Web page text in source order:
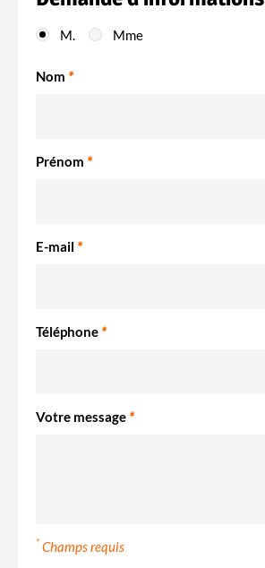
M. Mme
Nom *
Prénom *
E-mail *
Téléphone *
Votre message *
* Champs requis